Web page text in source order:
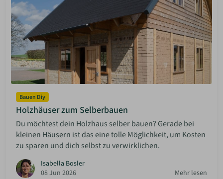
Bauen Diy
Holzhäuser zum Selberbauen
Du möchtest dein Holzhaus selber bauen? Gerade bei
kleinen Häusern ist das eine tolle Möglichkeit, um Kosten
zu sparen und dich selbst zu verwirklichen.
Isabella Bosler
08 Jun 2026
Mehr lesen